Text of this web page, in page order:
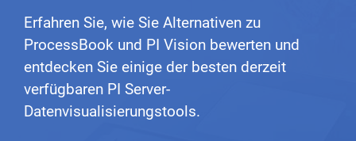
Erfahren Sie, wie Sie Alternativen zu
ProcessBook und PI Vision bewerten und
entdecken Sie einige der besten derzeit
verfügbaren PI Server-
Datenvisualisierungstools.